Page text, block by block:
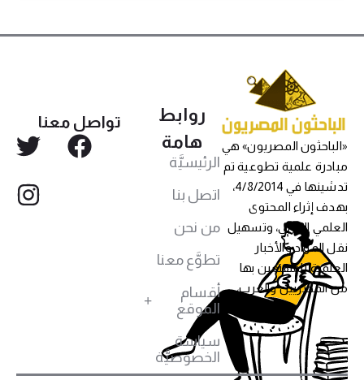
«الباحثون المصريون» هي
مبادرة علمية تطوعية تم
تدشينها في 4/8/2014،
بهدف إثراء المحتوى
العلمي العربي، وتسهيل
نقل المواد والأخبار
العلمية للمهتمين بها
من المصريين والعرب،
روابط
هامة
الرئيسيَّة
اتصل بنا
من نحن
تطوَّع معنا
أقسام
الموقع
سياسة
الخصوصيَّة
تواصل معنا